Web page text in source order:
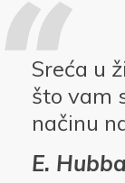
Sreća u
što vam
načinu
E.